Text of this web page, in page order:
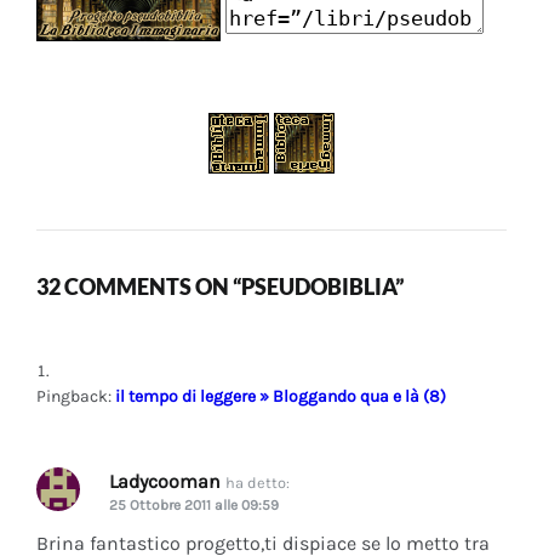
32 COMMENTS ON “PSEUDOBIBLIA”
Pingback: il tempo di leggere » Bloggando qua e là (8)
Ladycooman ha detto:
25 Ottobre 2011 alle 09:59
Brina fantastico progetto,ti dispiace se lo metto tra